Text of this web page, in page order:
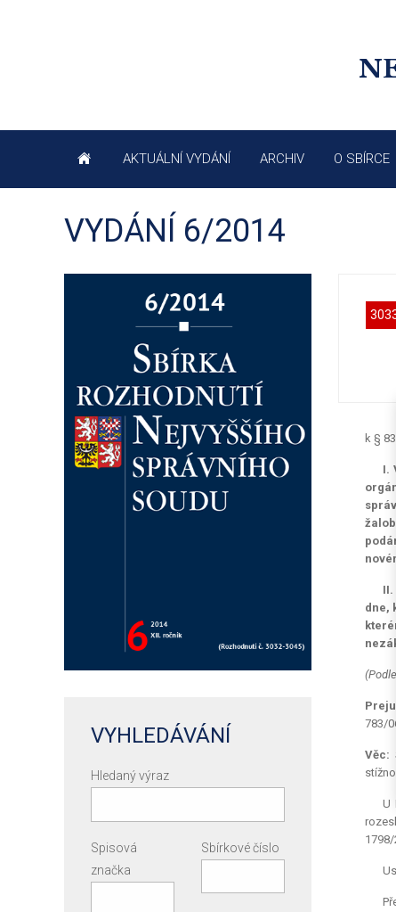
AKTUÁLNÍ VYDÁNÍ ARCHIV O SBÍRCE
VYDÁNÍ 6/2014
k §
I.
dne,
783/
Věc:
U
VYHLEDÁVÁNÍ
Hledaný výraz
Spisová
značka
Sbírkové číslo